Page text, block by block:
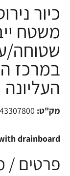
כיור
משטח
שטוחה/
במרכז
העליונה
מק"ט: 43307800
drainboard
פרטים /